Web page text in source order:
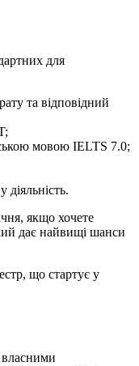
для
та відповідний
мовою IELTS 7.0;
діяльність.
якщо хочете
дає найвищі шанси
що стартує у